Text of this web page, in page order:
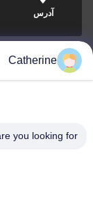
آدرس
Catherine
you looking for?